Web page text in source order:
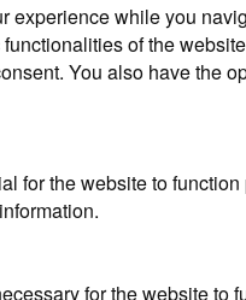
while you
of the
You also have the
for the website to
for the website